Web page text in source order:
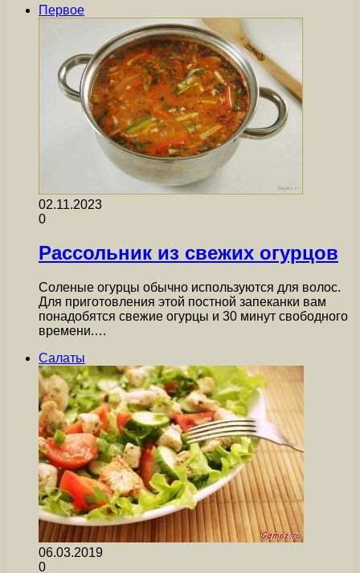
Первое
02.11.2023
0
Рассольник из свежих огурцов
Соленые огурцы обычно используются для волос.
Для приготовления этой постной запеканки вам
понадобятся свежие огурцы и 30 минут свободного
времени.…
Салаты
06.03.2019
0